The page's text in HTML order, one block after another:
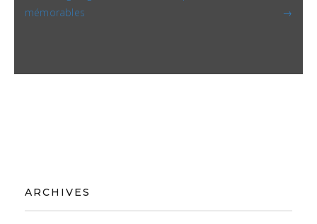
mémorables
→
ARCHIVES